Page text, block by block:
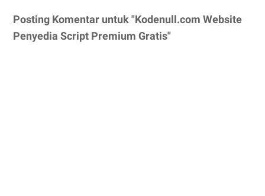
Posting Komentar untuk "Kodenull.com Website
Penyedia Script Premium Gratis"